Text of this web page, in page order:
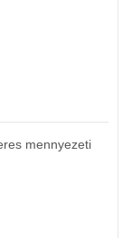
mennyezeti